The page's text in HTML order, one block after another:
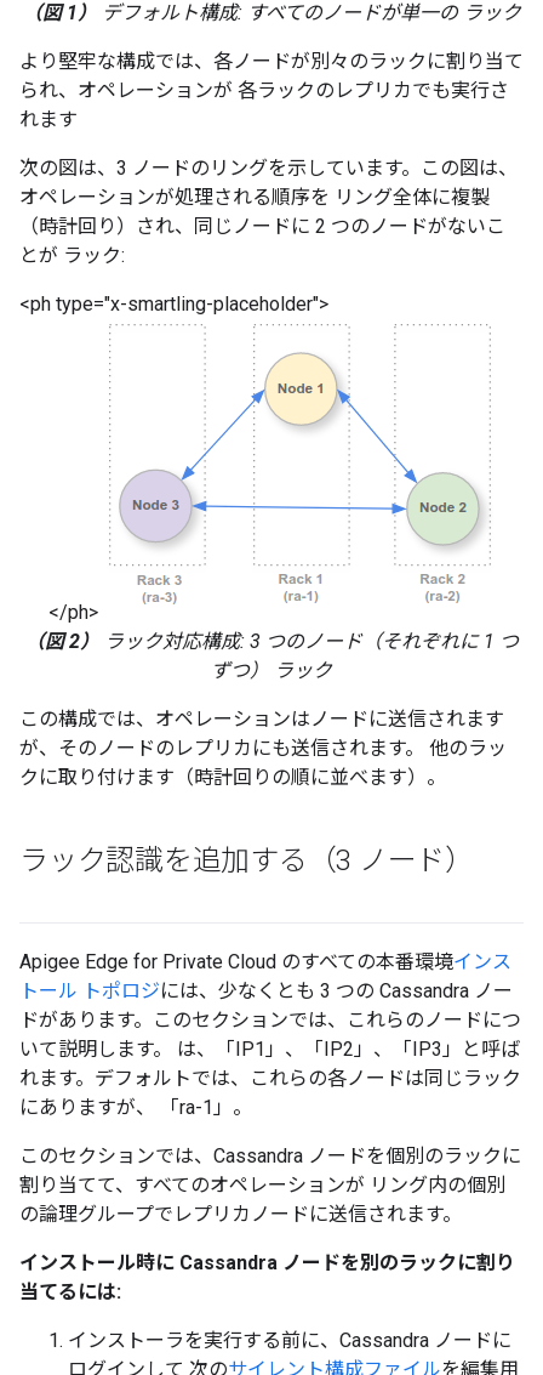
（図 1）
デフォルト構成: すべてのノードが単一の ラック
より堅牢な構成では、各ノードが別々のラックに割り当て
られ、オペレーションが 各ラックのレプリカでも実行さ
れます
次の図は、3 ノードのリングを示しています。この図は、
オペレーションが処理される順序を リング全体に複製
（時計回り）され、同じノードに 2 つのノードがないこ
とが ラック:
<ph type="x-smartling-placeholder">
</ph>
（図 2）
ラック対応構成: 3 つのノード（それぞれに 1 つ
ずつ） ラック
この構成では、オペレーションはノードに送信されます
が、そのノードのレプリカにも送信されます。 他のラッ
クに取り付けます（時計回りの順に並べます）。
ラック認識を追加する（3 ノード）
Apigee Edge for Private Cloud のすべての本番環境インス
トール トポロジには、少なくとも 3 つの Cassandra ノー
ドがあります。このセクションでは、これらのノードにつ
いて説明します。 は、「IP1」、「IP2」、「IP3」と呼ば
れます。デフォルトでは、これらの各ノードは同じラック
にありますが、 「ra-1」。
このセクションでは、Cassandra ノードを個別のラックに
割り当てて、すべてのオペレーションが リング内の個別
の論理グループでレプリカノードに送信されます。
インストール時に Cassandra ノードを別のラックに割り
当てるには:
インストーラを実行する前に、Cassandra ノードに
ログインして 次のサイレント構成ファイルを編集用